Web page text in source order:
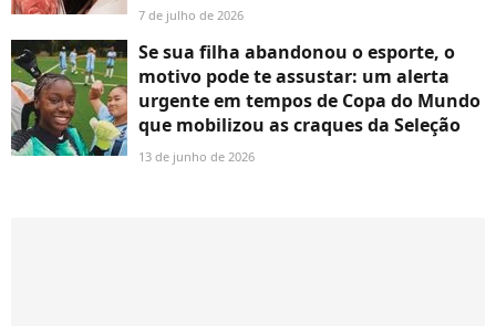
7 de julho de 2026
Se sua filha abandonou o esporte, o
motivo pode te assustar: um alerta
urgente em tempos de Copa do Mundo
que mobilizou as craques da Seleção
13 de junho de 2026